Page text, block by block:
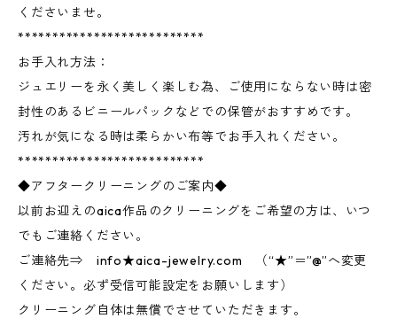
くださいませ。
***************************
お手入れ方法：
ジュエリーを永く美しく楽しむ為、ご使用にならない時は密
封性のあるビニールパックなどでの保管がおすすめです。
汚れが気になる時は柔らかい布等でお手入れください。
***************************
◆アフタークリーニングのご案内◆
以前お迎えのaica作品のクリーニングをご希望の方は、いつ
でもご連絡ください。
ご連絡先⇒ info★aica-jewelry.com （“★”＝”@”へ変更
ください。必ず受信可能設定をお願いします）
クリーニング自体は無償でさせていただきます。